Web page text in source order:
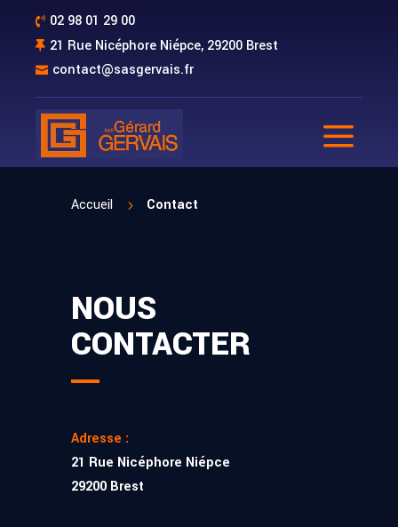
 02 98 01 29 00
 21 Rue Nicéphore Niépce, 29200 Brest
 contact@sasgervais.fr
a
Accueil 5 Contact
NOUS
CONTACTER
Adresse :
21 Rue Nicéphore Niépce
29200 Brest